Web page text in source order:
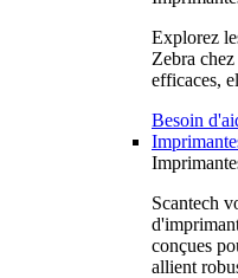
Explorez
Zebra
efficaces,
Besoin
Scantech
conçues
allient